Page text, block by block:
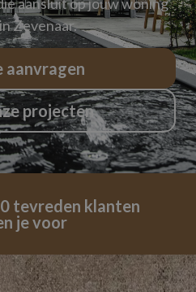
Zevenaar.
projecten
tevreden klanten
je voor